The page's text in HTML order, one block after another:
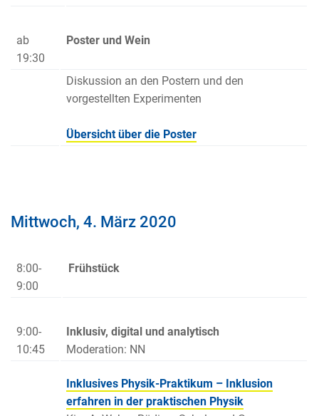
ab
19:30
Poster und Wein
Diskussion an den Postern und den
vorgestellten Experimenten
Übersicht über die Poster
Mittwoch, 4. März 2020
8:00-
9:00
Frühstück
9:00-
10:45
Inklusiv, digital und analytisch
Moderation: NN
Inklusives Physik-Praktikum – Inklusion
erfahren in der praktischen Physik